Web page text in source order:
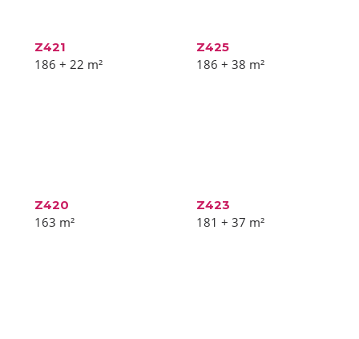
Z421
186 + 22 m²
Z425
186 + 38 m²
Z420
163 m²
Z423
181 + 37 m²